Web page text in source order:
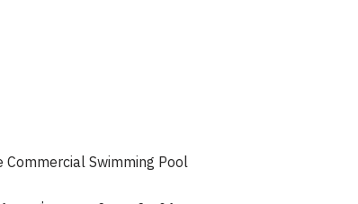
Swimming Pool